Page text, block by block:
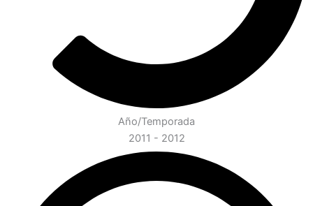
Año/Temporada
2011 - 2012